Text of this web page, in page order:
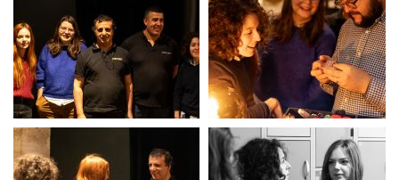
Semaine P1PS Inclusion Semaine P1PS Inclusion
Semaine P1PS Inclusion Semaine P1PS Inclusion